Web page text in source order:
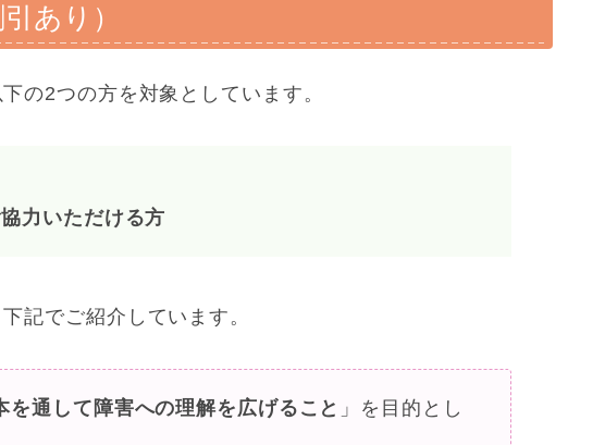
あり）
の2つの方を対象としています。
力いただける方
記でご紹介しています。
を通して障害への理解を広げること 」を目的とし